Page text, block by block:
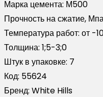
Марка цемента: М500
Прочность на сжатие,
Температура работ: от -
Толщина: 1;5-3;0
Штук в упаковке: 7
Код: 55624
Бренд: White Hills